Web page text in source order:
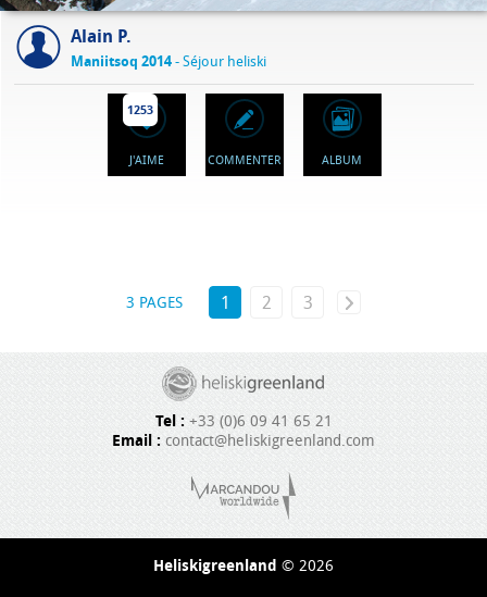
Alain P.
Maniitsoq 2014- Séjour heliski
1253
J'AIME COMMENTER ALBUM
3 PAGES 1 2 3
Tel : +33 (0)6 09 41 65 21
Email : contact@heliskigreenland.com
Heliskigreenland © 2026